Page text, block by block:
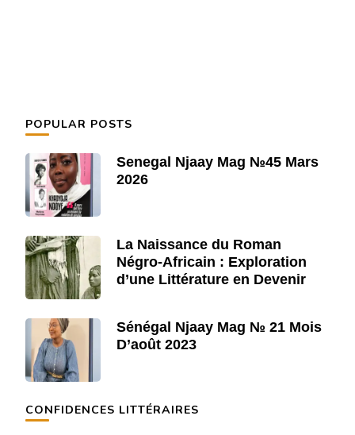
POPULAR POSTS
Senegal Njaay Mag №45 Mars
2026
La Naissance du Roman
Négro-Africain : Exploration
d’une Littérature en Devenir
Sénégal Njaay Mag № 21 Mois
D’août 2023
CONFIDENCES LITTÉRAIRES